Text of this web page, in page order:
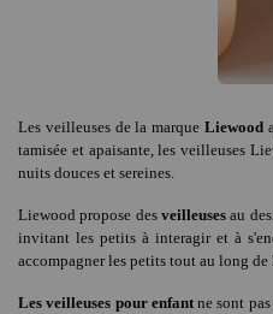
Les veilleuses de la marque Liewood
tamisée et apaisante, les veilleuses
nuits douces et sereines.
Liewood propose des veilleuses au
invitant les petits à interagir et à
accompagner les petits tout au long de
Les veilleuses pour enfantne sont pas